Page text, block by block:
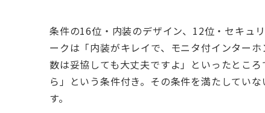
条件の16位・内装のデザイン、12位・セキュ
ークは「内装がキレイで、モニタ付インター
数は妥協しても大丈夫ですよ」といったとこ
ら」という条件付き。その条件を満たしてい
す。